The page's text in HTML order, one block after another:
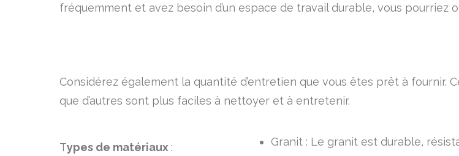
fréquemment et avez besoin d’un espace de travail durable, vous pourriez
Considérez également la quantité d’entretien que vous êtes prêt à fournir.
que d’autres sont plus faciles à nettoyer et à entretenir.
Types de matériaux : Granit : Le granit est durable,